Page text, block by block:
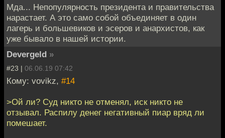
Мда... Непопулярность президента и правительства
нарастает. А это само собой объединяет в один
лагерь и большевиков и эсеров и анархистов, как
уже бывало в нашей истории.
Devergeld »
#23 | 06.06.19 07:42
Кому: vovikz, #14
>Ой ли? Суд никто не отменял, иск никто не
отзывал. Распилу денег негативный пиар вряд ли
помешает.